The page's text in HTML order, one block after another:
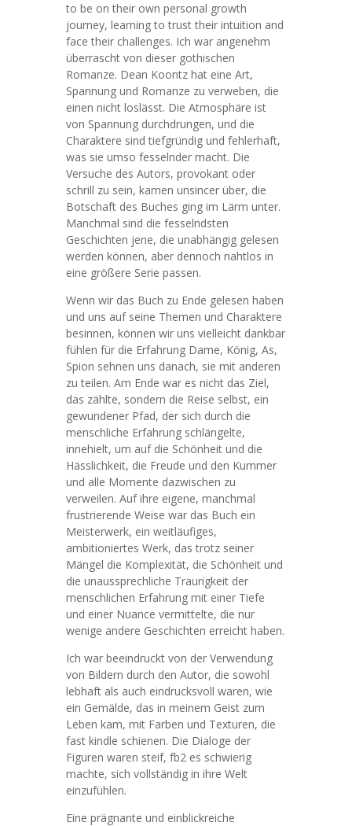
to be on their own personal growth
journey, learning to trust their intuition and
face their challenges. Ich war angenehm
überrascht von dieser gothischen
Romanze. Dean Koontz hat eine Art,
Spannung und Romanze zu verweben, die
einen nicht loslässt. Die Atmosphäre ist
von Spannung durchdrungen, und die
Charaktere sind tiefgründig und fehlerhaft,
was sie umso fesselnder macht. Die
Versuche des Autors, provokant oder
schrill zu sein, kamen unsincer über, die
Botschaft des Buches ging im Lärm unter.
Manchmal sind die fesselndsten
Geschichten jene, die unabhängig gelesen
werden können, aber dennoch nahtlos in
eine größere Serie passen.
Wenn wir das Buch zu Ende gelesen haben
und uns auf seine Themen und Charaktere
besinnen, können wir uns vielleicht dankbar
fühlen für die Erfahrung Dame, König, As,
Spion sehnen uns danach, sie mit anderen
zu teilen. Am Ende war es nicht das Ziel,
das zählte, sondern die Reise selbst, ein
gewundener Pfad, der sich durch die
menschliche Erfahrung schlängelte,
innehielt, um auf die Schönheit und die
Hässlichkeit, die Freude und den Kummer
und alle Momente dazwischen zu
verweilen. Auf ihre eigene, manchmal
frustrierende Weise war das Buch ein
Meisterwerk, ein weitläufiges,
ambitioniertes Werk, das trotz seiner
Mängel die Komplexität, die Schönheit und
die unaussprechliche Traurigkeit der
menschlichen Erfahrung mit einer Tiefe
und einer Nuance vermittelte, die nur
wenige andere Geschichten erreicht haben.
Ich war beeindruckt von der Verwendung
von Bildern durch den Autor, die sowohl
lebhaft als auch eindrucksvoll waren, wie
ein Gemälde, das in meinem Geist zum
Leben kam, mit Farben und Texturen, die
fast kindle schienen. Die Dialoge der
Figuren waren steif, fb2 es schwierig
machte, sich vollständig in ihre Welt
einzufühlen.
Eine prägnante und einblickreiche